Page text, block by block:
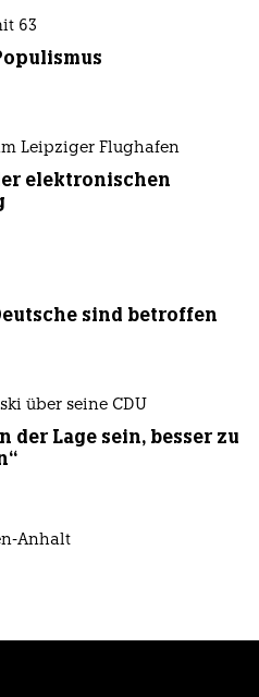
63
Leipziger Flughafen
elektronischen
sind betroffen
über seine CDU
der Lage sein, besser zu
Anhalt